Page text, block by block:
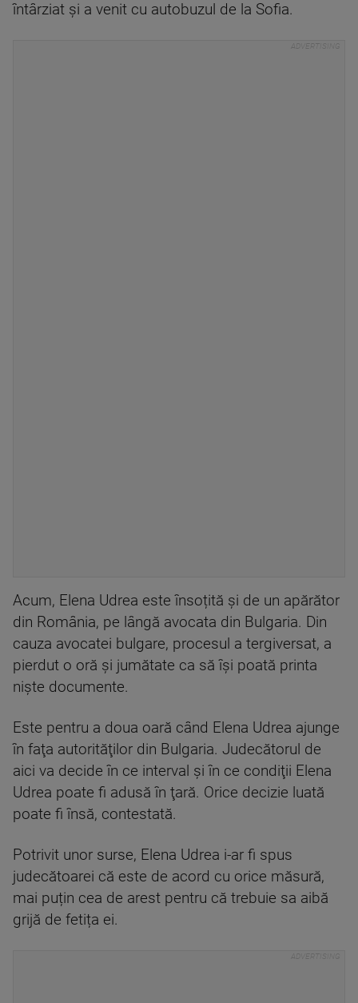
întârziat și a venit cu autobuzul de la Sofia.
Acum, Elena Udrea este însoțită și de un apărător
din România, pe lângă avocata din Bulgaria. Din
cauza avocatei bulgare, procesul a tergiversat, a
pierdut o oră și jumătate ca să își poată printa
niște documente.
Este pentru a doua oară când Elena Udrea ajunge
în faţa autorităţilor din Bulgaria. Judecătorul de
aici va decide în ce interval şi în ce condiţii Elena
Udrea poate fi adusă în ţară. Orice decizie luată
poate fi însă, contestată.
Potrivit unor surse, Elena Udrea i-ar fi spus
judecătoarei că este de acord cu orice măsură,
mai puțin cea de arest pentru că trebuie sa aibă
grijă de fetița ei.